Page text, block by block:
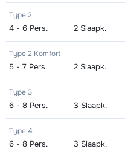
(8 dagen)
Zilver Ski's + Stokken (8
Zilver Schoenen (8 dagen)
Goud Snowboard (8 dagen)
Zilver Snowboard + Boots (8
Zilver Snowboard (8 dagen)
Zilver Boots (8 dagen)
Junior Boots (8 dagen)
Type 2
4 - 6 Pers. 2 Slaapk.
Type 2 Komfort
5 - 7 Pers. 2 Slaapk.
Type 3
6 - 8 Pers. 3 Slaapk.
Type 4
6 - 8 Pers. 3 Slaapk.